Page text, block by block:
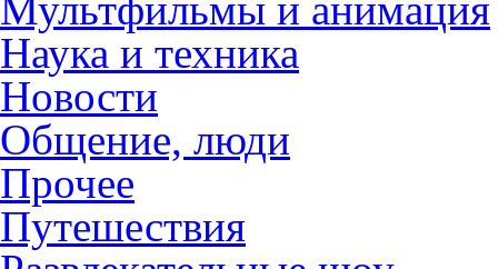
Наука и техника
Новости
Общение, люди
Прочее
Путешествия